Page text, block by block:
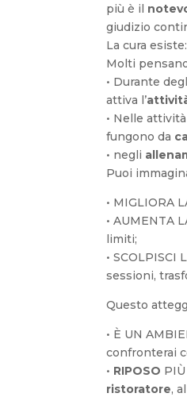
più è il
giudizio
La cura esiste:
Molti
• Durante
attiva l’
• Nelle
fungono da
• negli
Puoi
• MIGLIORA
• AUMENTA
limiti;
• SCOLPISCI
sessioni,
Questo
• È UN
confronterai
• RIPOSO
ristoratore,